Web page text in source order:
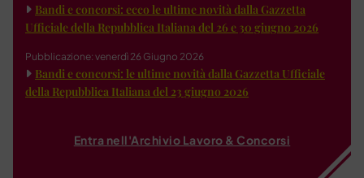
Bandi e concorsi: ecco le ultime novità dalla Gazzetta
Ufficiale della Repubblica Italiana del 26 e 30 giugno 2026
Pubblicazione: venerdì 26 Giugno 2026
Bandi e concorsi: le ultime novità dalla Gazzetta Ufficiale
della Repubblica Italiana del 23 giugno 2026
Entra nell'Archivio Lavoro & Concorsi